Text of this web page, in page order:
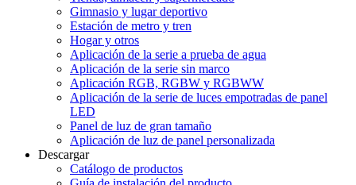
Gimnasio y lugar deportivo
Estación de metro y tren
Hogar y otros
Aplicación de la serie a prueba de agua
Aplicación de la serie sin marco
Aplicación RGB, RGBW y RGBWW
Aplicación de la serie de luces empotradas de panel
LED
Panel de luz de gran tamaño
Aplicación de luz de panel personalizada
Descargar
Catálogo de productos